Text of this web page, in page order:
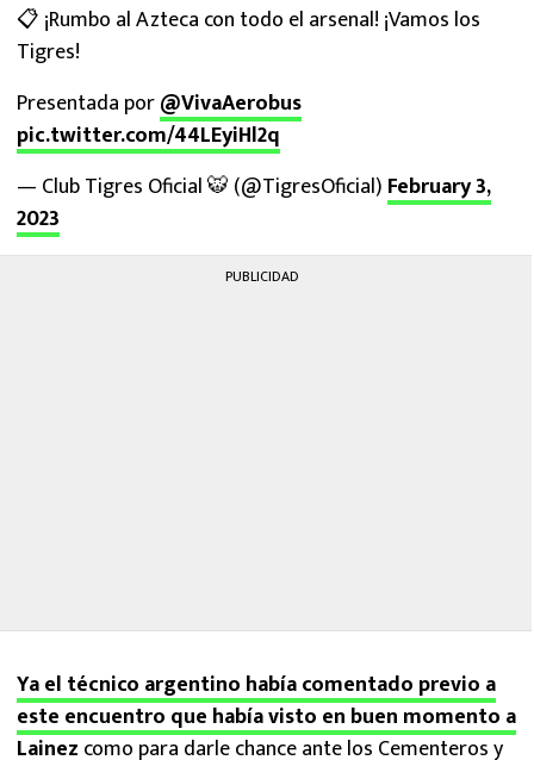
📋 ¡Rumbo al Azteca con todo el arsenal! ¡Vamos los
Tigres!
Presentada por@VivaAerobus
pic.twitter.com/44LEyiHl2q
— Club Tigres Oficial 🐯 (@TigresOficial) February 3,
2023
PUBLICIDAD
Ya el técnico argentino había comentado previo a
este encuentro que había visto en buen momento a
Lainez como para darle chance ante los Cementeros y